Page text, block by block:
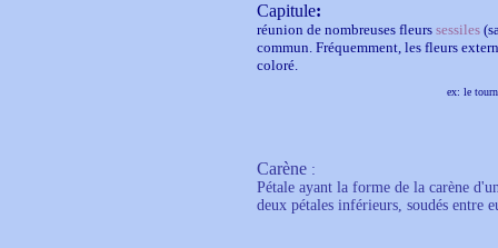
Capitule:
réunion de nombreuses fleurs sessiles
commun. Fréquemment, les fleurs
coloré.
ex: le
Carène :
Pétale ayant la forme de la carène
deux pétales inférieurs, soudés entre